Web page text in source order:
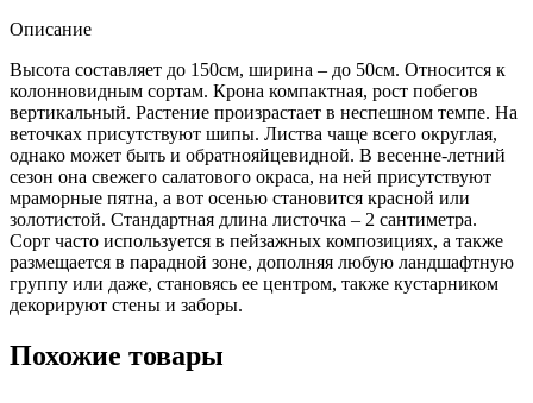
Описание
Высота составляет до 150см, ширина – до 50см. Относится к
колонновидным сортам. Крона компактная, рост побегов
вертикальный. Растение произрастает в неспешном темпе. На
веточках присутствуют шипы. Листва чаще всего округлая,
однако может быть и обратнояйцевидной. В весенне-летний
сезон она свежего салатового окраса, на ней присутствуют
мраморные пятна, а вот осенью становится красной или
золотистой. Стандартная длина листочка – 2 сантиметра.
Сорт часто используется в пейзажных композициях, а также
размещается в парадной зоне, дополняя любую ландшафтную
группу или даже, становясь ее центром, также кустарником
декорируют стены и заборы.
Похожие товары